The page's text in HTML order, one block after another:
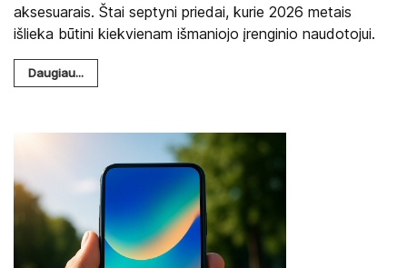
aksesuarais. Štai septyni priedai, kurie 2026 metais
išlieka būtini kiekvienam išmaniojo įrenginio naudotojui.
Daugiau...